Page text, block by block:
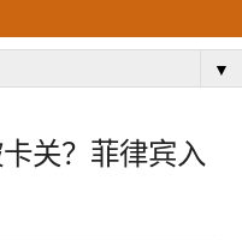
▼
关？菲律宾入